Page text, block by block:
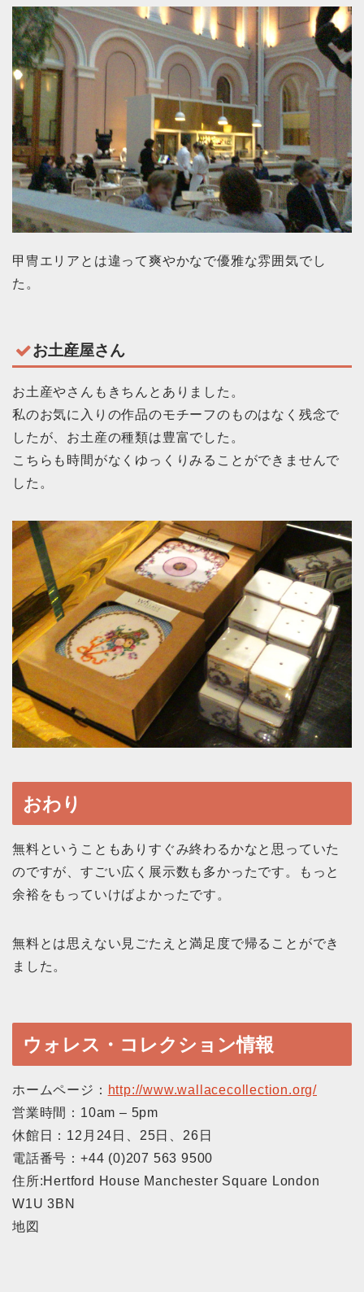
甲冑エリアとは違って爽やかなで優雅な雰囲気でし
た。
お土産屋さん
お土産やさんもきちんとありました。
私のお気に入りの作品のモチーフのものはなく残念で
したが、お土産の種類は豊富でした。
こちらも時間がなくゆっくりみることができませんで
した。
おわり
無料ということもありすぐみ終わるかなと思っていた
のですが、すごい広く展示数も多かったです。もっと
余裕をもっていけばよかったです。
無料とは思えない見ごたえと満足度で帰ることができ
ました。
ウォレス・コレクション情報
ホームページ： http://www.wallacecollection.org/
営業時間：10am – 5pm
休館日：12月24日、25日、26日
電話番号：+44 (0)207 563 9500
住所:Hertford House Manchester Square London
W1U 3BN
地図